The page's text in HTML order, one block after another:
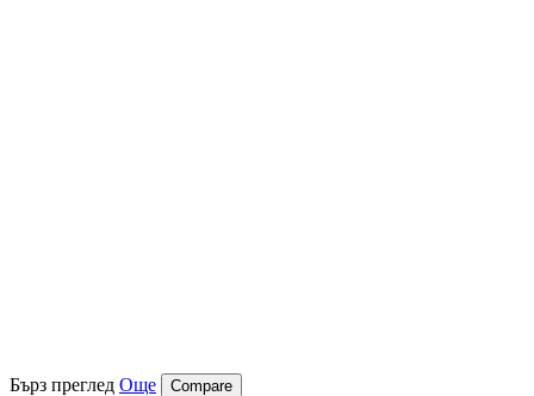
Бърз преглед Още Compare